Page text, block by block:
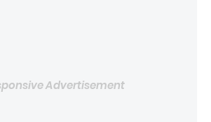
Advertisement